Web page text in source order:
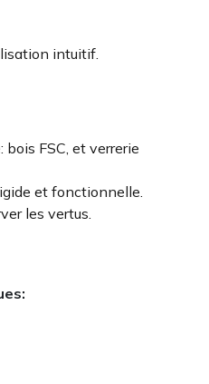
intuitif.
FSC, et verrerie
et fonctionnelle.
les vertus.